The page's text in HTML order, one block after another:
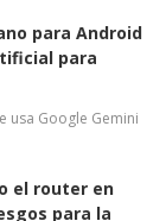
para Android
para
usa Google Gemini
el router en
para la